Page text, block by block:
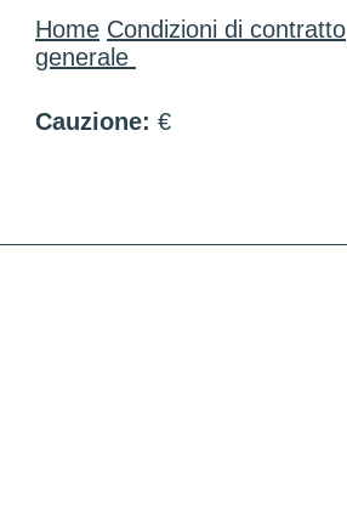
Home Condizioni di contratto
generale
Cauzione: €